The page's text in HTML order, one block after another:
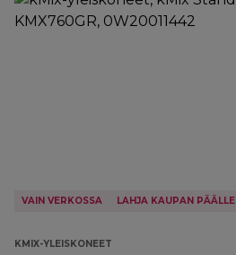
VAIN VERKOSSA LAHJA KAUPAN PÄÄLLE
KMIX-YLEISKONEET